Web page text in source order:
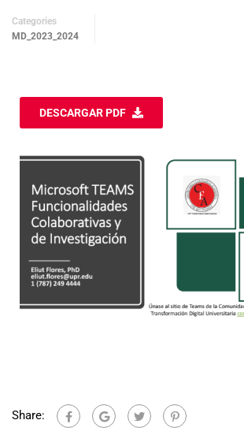
Categories
MD_2023_2024
DESCARGAR PDF
Share: